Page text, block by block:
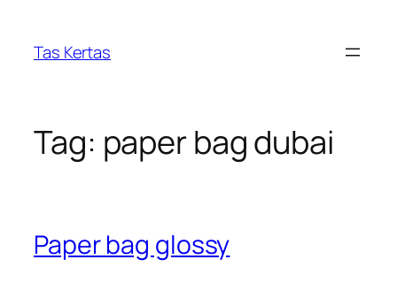
content
Tas Kertas
Tag: paper bag dubai
Paper bag glossy